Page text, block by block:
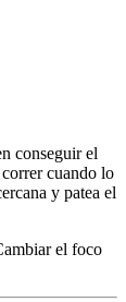
conseguir el
cuando lo
y patea el
el foco